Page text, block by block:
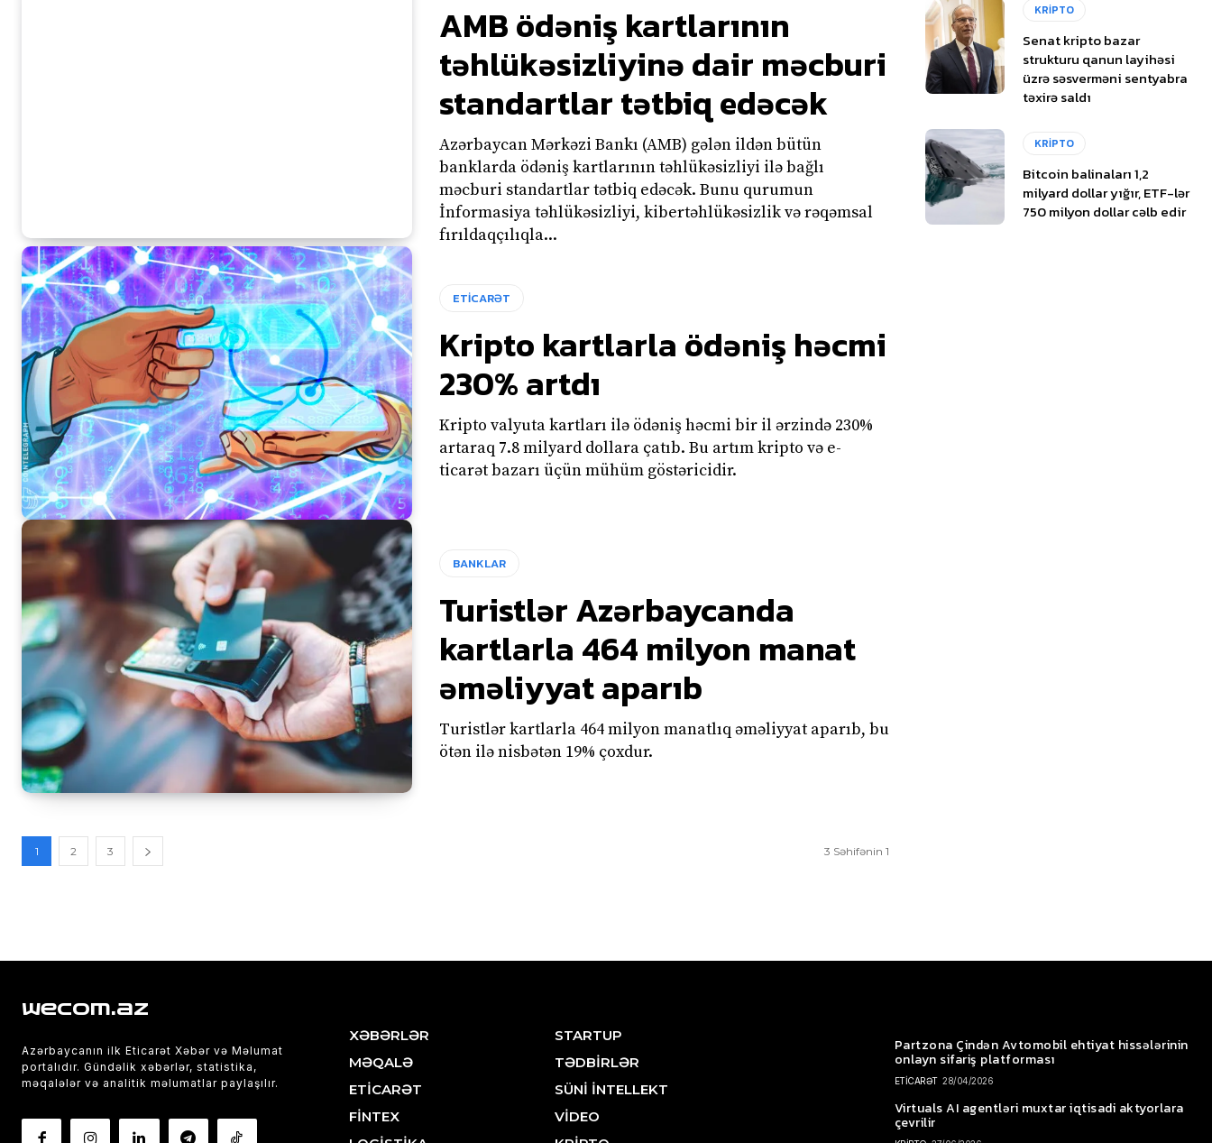
AMB ödəniş kartlarının
təhlükəsizliyinə dair məcburi
standartlar tətbiq edəcək
Azərbaycan Mərkəzi Bankı (AMB) gələn ildən bütün
banklarda ödəniş kartlarının təhlükəsizliyi ilə bağlı
məcburi standartlar tətbiq edəcək. Bunu qurumun
İnformasiya təhlükəsizliyi, kibertəhlükəsizlik və rəqəmsal
fırıldaqçılıqla...
ETİCARƏT
Kripto kartlarla ödəniş həcmi
230% artdı
Kripto valyuta kartları ilə ödəniş həcmi bir il ərzində 230%
artaraq 7.8 milyard dollara çatıb. Bu artım kripto və e-
ticarət bazarı üçün mühüm göstəricidir.
BANKLAR
Turistlər Azərbaycanda
kartlarla 464 milyon manat
əməliyyat aparıb
Turistlər kartlarla 464 milyon manatlıq əməliyyat aparıb, bu
ötən ilə nisbətən 19% çoxdur.
1 2 3 3 Səhifənin 1
KRİPTO
Senat kripto bazar
strukturu qanun layihəsi
üzrə səsverməni sentyabra
təxirə saldı
KRİPTO
Bitcoin balinaları 1,2
milyard dollar yığır, ETF-lər
750 milyon dollar cəlb edir
wecom.az
Azərbaycanın ilk Eticarət Xəbər və Məlumat
portalıdır. Gündəlik xəbərlər, statistika,
məqalələr və analitik məlumatlar paylaşılır.
XƏBƏRLƏR
MƏQALƏ
ETİCARƏT
FİNTEX
STARTUP
TƏDBİRLƏR
SÜNİ İNTELLEKT
VİDEO
Partzona Çindən Avtomobil ehtiyat hissələrinin
onlayn sifariş platforması
ETİCARƏT 28/04/2026
Virtuals AI agentləri muxtar iqtisadi aktyorlara
çevrilir